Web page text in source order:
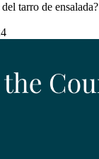
tarro de ensalada?